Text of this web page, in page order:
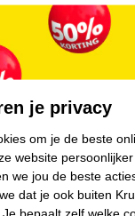
je privacy
om je de beste
website
we jou de beste
dat je ook buiten
Je bepaalt zelf welke